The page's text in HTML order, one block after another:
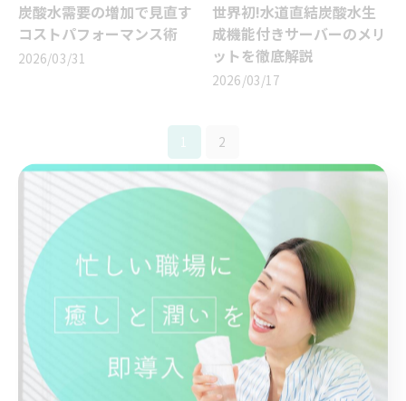
炭酸水需要の増加で見直す
コストパフォーマンス術
2026/03/31
世界初!水道直結炭酸水生
成機能付きサーバーのメリ
ットを徹底解説
2026/03/17
1 2
カテゴリー
全てのカテゴリー
WILL WATER PSJ
あんま王
おしりの神様®